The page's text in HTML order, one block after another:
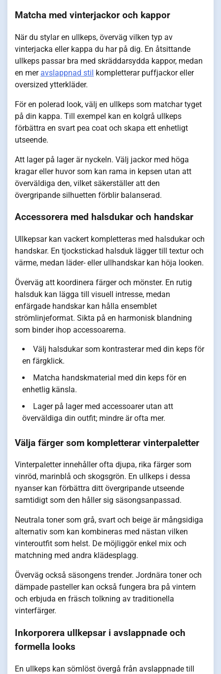
Matcha med vinterjackor och kappor
När du stylar en ullkeps, överväg vilken typ av
vinterjacka eller kappa du har på dig. En åtsittande
ullkeps passar bra med skräddarsydda kappor, medan
en mer avslappnad stil kompletterar puffjackor eller
oversized ytterkläder.
För en polerad look, välj en ullkeps som matchar tyget
på din kappa. Till exempel kan en kolgrå ullkeps
förbättra en svart pea coat och skapa ett enhetligt
utseende.
Att lager på lager är nyckeln. Välj jackor med höga
kragar eller huvor som kan rama in kepsen utan att
överväldiga den, vilket säkerställer att den
övergripande silhuetten förblir balanserad.
Accessorera med halsdukar och handskar
Ullkepsar kan vackert kompletteras med halsdukar och
handskar. En tjockstickad halsduk lägger till textur och
värme, medan läder- eller ullhandskar kan höja looken.
Överväg att koordinera färger och mönster. En rutig
halsduk kan lägga till visuell intresse, medan
enfärgade handskar kan hålla ensemblet
strömlinjeformat. Sikta på en harmonisk blandning
som binder ihop accessoarerna.
Välj halsdukar som kontrasterar med din keps för
en färgklick.
Matcha handskmaterial med din keps för en
enhetlig känsla.
Lager på lager med accessoarer utan att
överväldiga din outfit; mindre är ofta mer.
Välja färger som kompletterar vinterpaletter
Vinterpaletter innehåller ofta djupa, rika färger som
vinröd, marinblå och skogsgrön. En ullkeps i dessa
nyanser kan förbättra ditt övergripande utseende
samtidigt som den håller sig säsongsanpassad.
Neutrala toner som grå, svart och beige är mångsidiga
alternativ som kan kombineras med nästan vilken
vinteroutfit som helst. De möjliggör enkel mix och
matchning med andra klädesplagg.
Överväg också säsongens trender. Jordnära toner och
dämpade pasteller kan också fungera bra på vintern
och erbjuda en fräsch tolkning av traditionella
vinterfärger.
Inkorporera ullkepsar i avslappnade och
formella looks
En ullkeps kan sömlöst övergå från avslappnade till